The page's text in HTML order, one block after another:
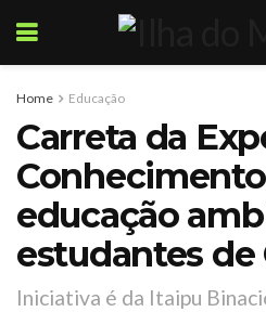
Home Educação
Carreta da
educação
estudantes de
Iniciativa é da Itaipu